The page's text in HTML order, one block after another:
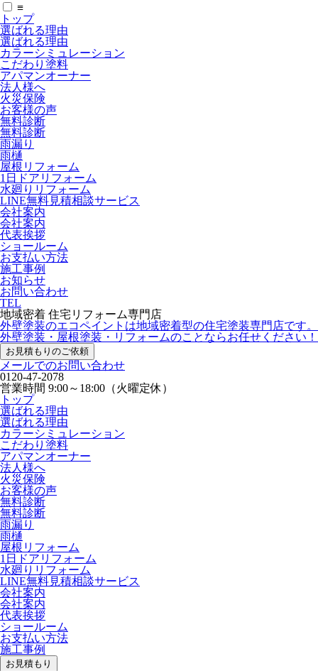
≡
トップ
選ばれる理由
選ばれる理由
カラーシミュレーション
こだわり塗料
アパマンオーナー
法人様へ
火災保険
お客様の声
無料診断
無料診断
雨漏り
雨樋
屋根リフォーム
1日ドアリフォーム
水廻りリフォーム
LINE無料見積相談サービス
会社案内
会社案内
代表挨拶
ショールーム
お支払い方法
施工事例
お知らせ
お問い合わせ
TEL
地域密着 住宅リフォーム専門店
外壁塗装のエコペイントは地域密着型の住宅塗装専門店です。
外壁塗装・屋根塗装・リフォームのことならお任せください！
お見積もりのご依頼
メールでのお問い合わせ
0120-47-2078
営業時間 9:00～18:00（火曜定休）
トップ
選ばれる理由
選ばれる理由
カラーシミュレーション
こだわり塗料
アパマンオーナー
法人様へ
火災保険
お客様の声
無料診断
無料診断
雨漏り
雨樋
屋根リフォーム
1日ドアリフォーム
水廻りリフォーム
LINE無料見積相談サービス
会社案内
会社案内
代表挨拶
ショールーム
お支払い方法
施工事例
お見積もり